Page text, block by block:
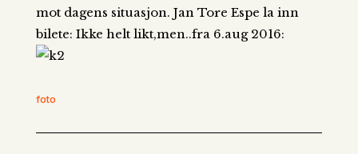
mot dagens situasjon. Jan Tore Espe la inn
bilete: Ikke helt likt,men..fra 6.aug 2016:
foto